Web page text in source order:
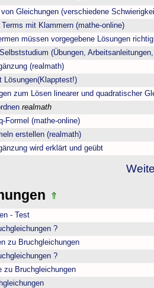
Gleichungen (verschiedene
mit Klammern (mathe-online)
müssen vorgegebene Lösungen
(Übungen,
(realmath)
Lösungen(Klapptest!)
zum Lösen linearer und quadratischer
realmath
Formel (mathe-online)
erstellen (realmath)
wird erklärt und geübt
- Test
?
zu Bruchgleichungen
?
zu Bruchgleichungen